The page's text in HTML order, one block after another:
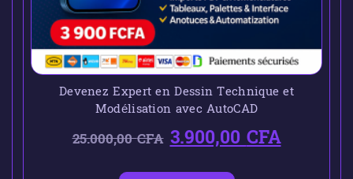
Devenez Expert en Dessin Technique et
Modélisation avec AutoCAD
25.000,00CFA 3.900,00CFA